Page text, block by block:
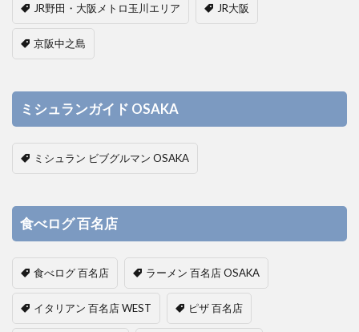
JR野田・大阪メトロ玉川エリア JR大阪
京阪中之島
ミシュランガイド OSAKA
ミシュラン ビブグルマン OSAKA
食べログ 百名店
食べログ 百名店 ラーメン 百名店 OSAKA
イタリアン 百名店 WEST ピザ 百名店